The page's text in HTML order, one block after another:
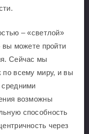
– «светлой»
вы можете пройти
Сейчас мы
по всему миру, и вы
средними
возможны
способность
через